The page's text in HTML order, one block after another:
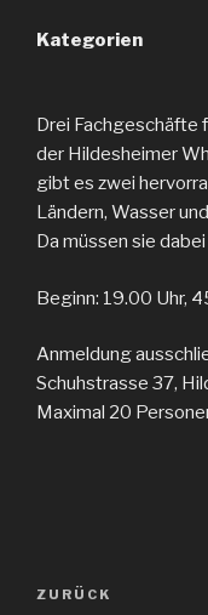
Kategorien
Drei Fachgeschäfte
der Hildesheimer
gibt es zwei
Ländern, Wasser
Da müssen sie dabei
Beginn: 19.00 Uhr,
Anmeldung
Schuhstrasse 37,
Maximal 20
Vorheriger
ZURÜCK